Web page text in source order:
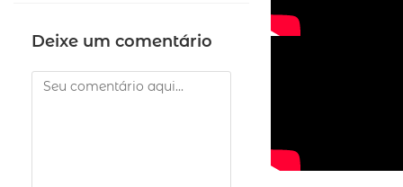
Deixe um comentário